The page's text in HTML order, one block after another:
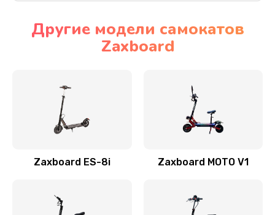
Другие модели самокатов
Zaxboard
Zaxboard ES-8i Zaxboard MOTO V1